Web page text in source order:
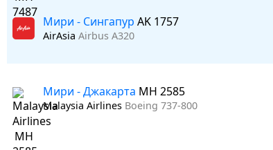
Мири - Сингапур AK 1757
AirAsia Airbus A320
Мири - Джакарта MH 2585
Malaysia Airlines Boeing 737-800